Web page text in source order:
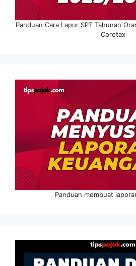
Panduan Cara Lapor SPT Tahunan
Coretax
Panduan membuat